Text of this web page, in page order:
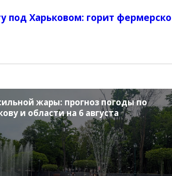
под Харьковом: горит
жары: прогноз погоды по
и области на 6 августа